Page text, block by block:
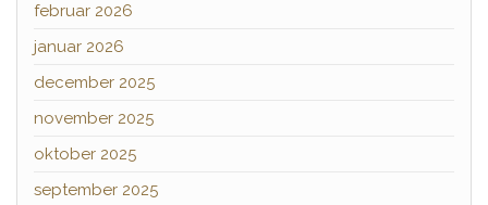
februar 2026
januar 2026
december 2025
november 2025
oktober 2025
september 2025